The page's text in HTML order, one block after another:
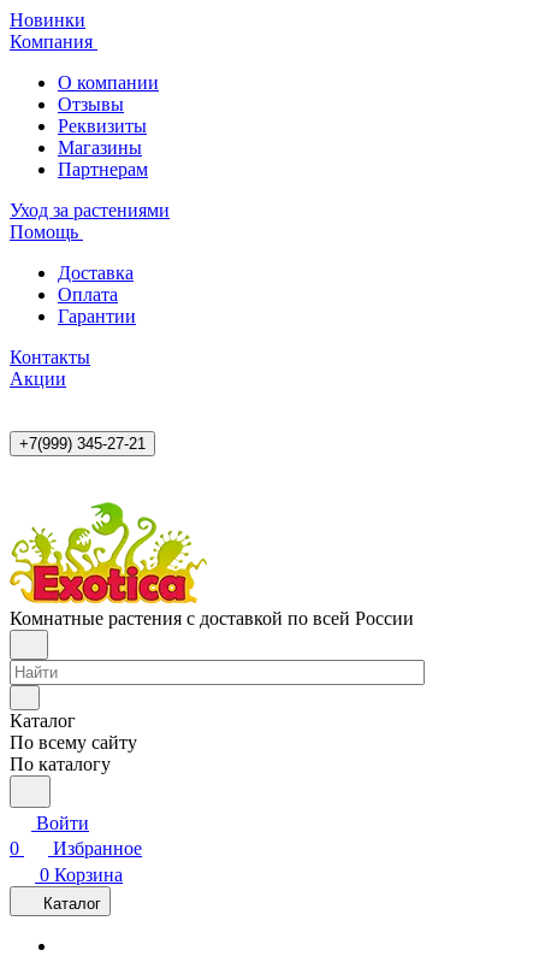
Новинки
Компания
О компании
Отзывы
Реквизиты
Магазины
Партнерам
Уход за растениями
Помощь
Доставка
Оплата
Гарантии
Контакты
Акции
+7(999) 345-27-21
Комнатные растения с доставкой по всей России
Каталог
По всему сайту
По каталогу
Войти
0
Избранное
0 Корзина
Каталог